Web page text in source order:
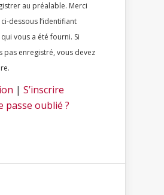
au préalable. Merci
dessous l’identifiant
a été fourni. Si
pas enregistré, vous devez
| S’inscrire
passe oublié ?